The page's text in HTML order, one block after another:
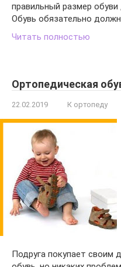
правильный размер
Обувь обязательно
Читать полностью
Ортопедическая
22.02.2019 К ортопеду
Подруга покупает своим